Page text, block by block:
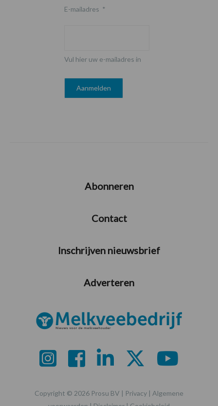
E-mailadres *
Vul hier uw e-mailadres in
Abonneren
Contact
Inschrijven nieuwsbrief
Adverteren
Copyright © 2026 Prosu BV | Privacy | Algemene